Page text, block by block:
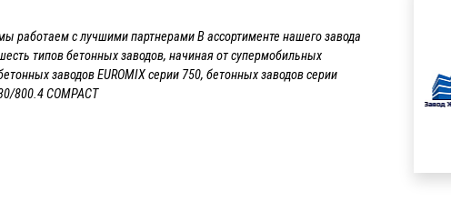
работаем с лучшими партнерами В ассортименте нашего завода
типов бетонных заводов, начиная от супермобильных
заводов EUROMIX серии 750, бетонных заводов серии
800.4 COMPACT